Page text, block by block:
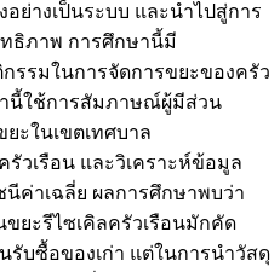
ย่างเป็นระบบ และนำไปสู่การ
ธิภาพ การศึกษานี้มี
รรมในการจัดการขยะของครัว
านี้ใช้การสัมภาษณ์ผู้มีส่วน
ะในเขตเทศบาล
วเรือน และวิเคราะห์ข้อมูล
ค่าเฉลี่ย ผลการศึกษาพบว่า
ยะรีไซเคิลครัวเรือนมักคัด
รับซื้อของเก่า แต่ในการนำวัสดุ